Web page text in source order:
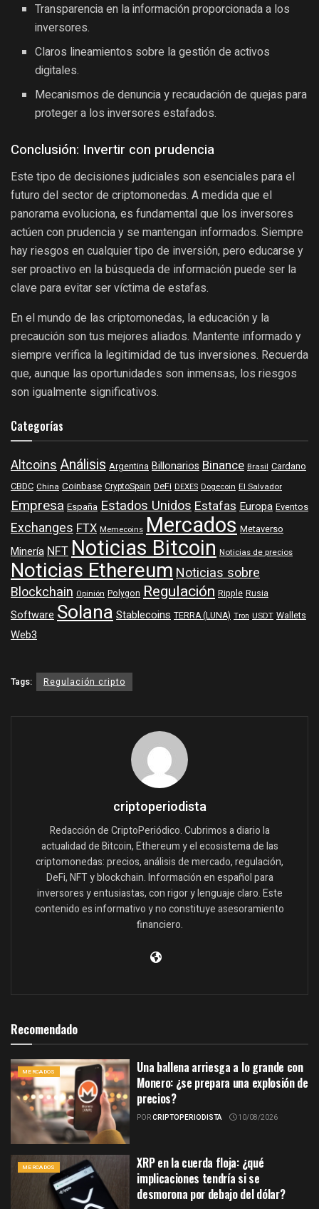
Transparencia en la información proporcionada a los
inversores.
Claros lineamientos sobre la gestión de activos
digitales.
Mecanismos de denuncia y recaudación de quejas para
proteger a los inversores estafados.
Conclusión: Invertir con prudencia
Este tipo de decisiones judiciales son esenciales para el
futuro del sector de criptomonedas. A medida que el
panorama evoluciona, es fundamental que los inversores
actúen con prudencia y se mantengan informados. Siempre
hay riesgos en cualquier tipo de inversión, pero educarse y
ser proactivo en la búsqueda de información puede ser la
clave para evitar ser víctima de estafas.
En el mundo de las criptomonedas, la educación y la
precaución son tus mejores aliados. Mantente informado y
siempre verifica la legitimidad de tus inversiones. Recuerda
que, aunque las oportunidades son inmensas, los riesgos
son igualmente significativos.
Categorías
Altcoins Análisis Argentina Billonarios Binance Brasil Cardano
CBDC China Coinbase CryptoSpain DeFi DEXES Dogecoin El Salvador
Empresa España Estados Unidos Estafas Europa Eventos
Exchanges FTX Memecoins Mercados Metaverso
Minería NFTNoticias Bitcoin Noticias de precios
Noticias EthereumNoticias sobre
Blockchain Opinión Polygon Regulación Ripple Rusia
Software Solana Stablecoins TERRA (LUNA) Tron USDT Wallets
Web3
Tags: Regulación cripto
criptoperiodista
Redacción de CriptoPeriódico. Cubrimos a diario la
actualidad de Bitcoin, Ethereum y el ecosistema de las
criptomonedas: precios, análisis de mercado, regulación,
DeFi, NFT y blockchain. Información en español para
inversores y entusiastas, con rigor y lenguaje claro. Este
contenido es informativo y no constituye asesoramiento
financiero.
Recomendado
MERCADOS
Una ballena arriesga a lo grande con
Monero: ¿se prepara una explosión de
precios?
PORCRIPTOPERIODISTA 10/08/2026
MERCADOS
XRP en la cuerda floja: ¿qué
implicaciones tendría si se
desmorona por debajo del dólar?